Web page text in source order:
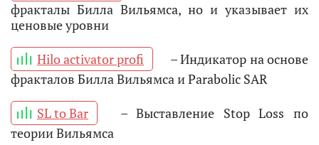
фракталы Билла Вильямса, но и указывает их
ценовые уровни
Hilo activator profi
– Индикатор на основе
фракталов Билла Вильямса и Parabolic SAR
SL to Bar
– Выставление Stop Loss по
теории Вильямса